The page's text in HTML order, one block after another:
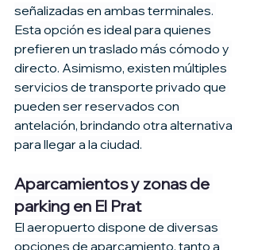
señalizadas en ambas terminales.
Esta opción es ideal para quienes
prefieren un traslado más cómodo y
directo. Asimismo, existen múltiples
servicios de transporte privado que
pueden ser reservados con
antelación, brindando otra alternativa
para llegar a la ciudad.
Aparcamientos y zonas de
parking en El Prat
El aeropuerto dispone de diversas
opciones de aparcamiento, tanto a